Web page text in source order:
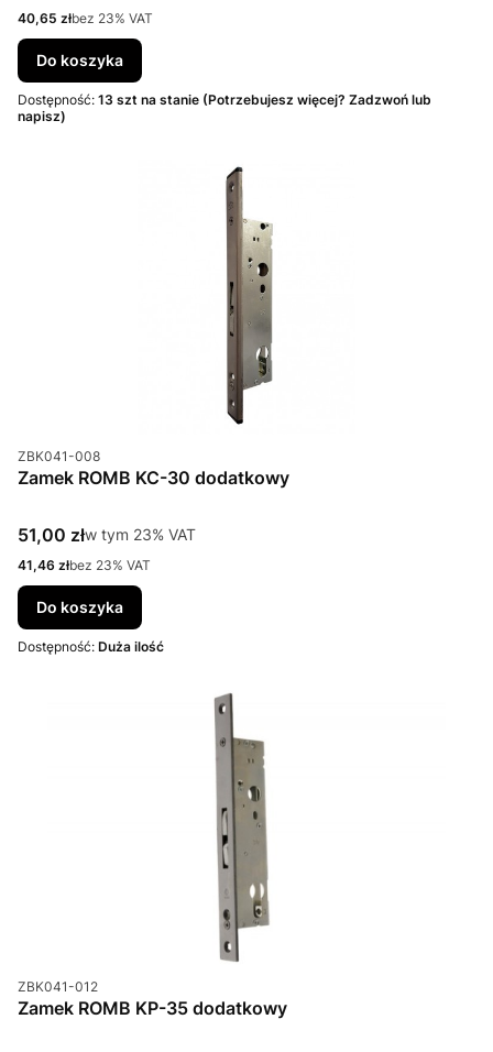
Cena netto
40,65 złbez 23% VAT
Do koszyka
Dostępność: 13 szt na stanie (Potrzebujesz więcej? Zadzwoń lub
napisz)
Kod produktu
ZBK041-008
Zamek ROMB KC-30 dodatkowy
Cena brutto
51,00 złw tym %s VAT
w tym 23% VAT
Cena netto
41,46 złbez 23% VAT
Do koszyka
Dostępność: Duża ilość
Kod produktu
ZBK041-012
Zamek ROMB KP-35 dodatkowy